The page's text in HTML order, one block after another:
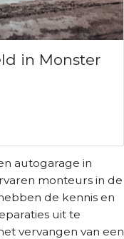
in Monster
autogarage in
monteurs in de
de kennis en
uit te
vervangen van een